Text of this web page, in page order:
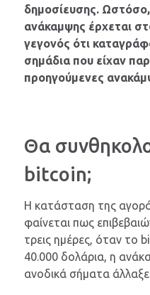
δημοσίευσης.
ανάκαμψης έρχεται
γεγονός ότι
σημάδια που είχαν
προηγούμενες
Θα
bitcoin;
Η κατάσταση της
φαίνεται πως
τρεις ημέρες, όταν το
40.000 δολάρια, η
ανοδικά σήματα